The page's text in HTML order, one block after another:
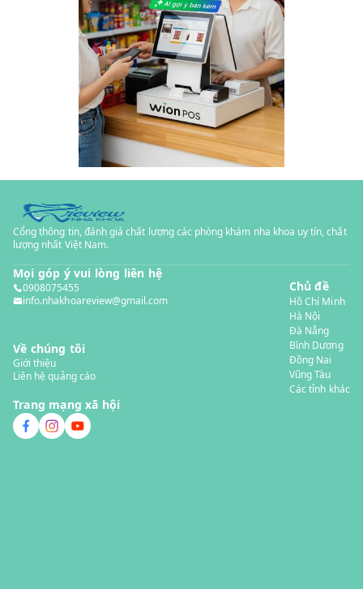
Cổng thông tin, đánh giá chất lượng các phòng khám nha khoa uy tín, chất
lượng nhất Việt Nam.
Mọi góp ý vui lòng liên hệ
0908075455
info.nhakhoareview@gmail.com
Về chúng tôi
Giới thiệu
Liên hệ quảng cáo
Trang mạng xã hội
Chủ đề
Hồ Chí Minh
Hà Nội
Đà Nẵng
Bình Dương
Đồng Nai
Vũng Tàu
Các tỉnh khác